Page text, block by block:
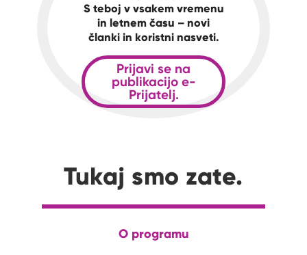
S teboj v vsakem vremenu
in letnem času – novi
članki in koristni nasveti.
Prijavi se na
publikacijo e-
Prijatelj.
Tukaj smo zate.
O programu